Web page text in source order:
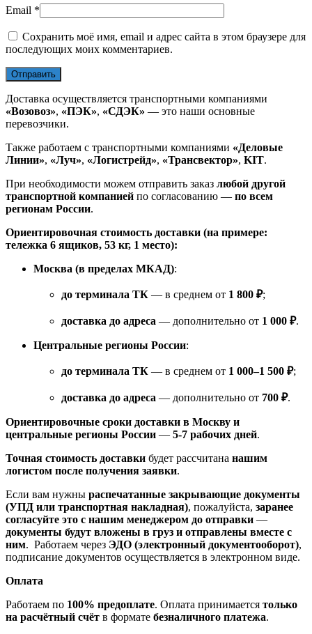
Email *
Сохранить моё имя, email и адрес сайта в этом браузере для
последующих моих комментариев.
Доставка осуществляется транспортными компаниями
«Возовоз», «ПЭК», «СДЭК» — это наши основные
перевозчики.
Также работаем с транспортными компаниями «Деловые
Линии», «Луч», «Логистрейд», «Трансвектор», KIT.
При необходимости можем отправить заказ любой другой
транспортной компанией по согласованию — по всем
регионам России.
Ориентировочная стоимость доставки (на примере:
тележка 6 ящиков, 53 кг, 1 место):
Москва (в пределах МКАД):
до терминала ТК — в среднем от 1 800 ₽;
доставка до адреса — дополнительно от 1 000 ₽.
Центральные регионы России:
до терминала ТК — в среднем от 1 000–1 500 ₽;
доставка до адреса — дополнительно от 700 ₽.
Ориентировочные сроки доставки в Москву и
центральные регионы России — 5-7 рабочих дней.
Точная стоимость доставки будет рассчитана нашим
логистом после получения заявки.
Если вам нужны распечатанные закрывающие документы
(УПД или транспортная накладная), пожалуйста, заранее
согласуйте это с нашим менеджером до отправки —
документы будут вложены в груз и отправлены вместе с
ним. Работаем через ЭДО (электронный документооборот),
подписание документов осуществляется в электронном виде.
Оплата
Работаем по 100% предоплате. Оплата принимается только
на расчётный счёт в формате безналичного платежа.